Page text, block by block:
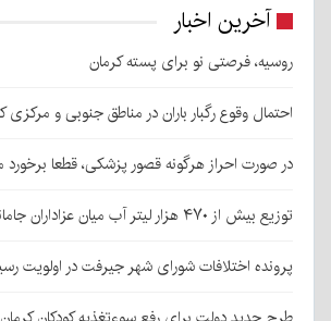
آخرین اخبار
روسیه، فرصتی نو برای پسته کرمان
احتمال وقوع رگبار باران در مناطق جنوبی و مرکزی
در صورت احراز هرگونه قصور پزشکی، قطعا
توزیع بیش از ۴۷۰ هزار لیتر آب میان عزاداران جامانده اربعین در کرمان
پرونده اختلافات شورای شهر جیرفت در اولویت